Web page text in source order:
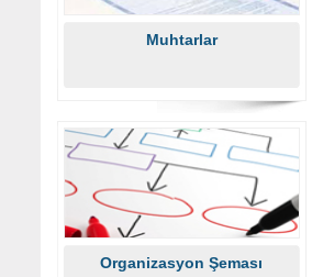
Muhtarlar
Organizasyon Şeması